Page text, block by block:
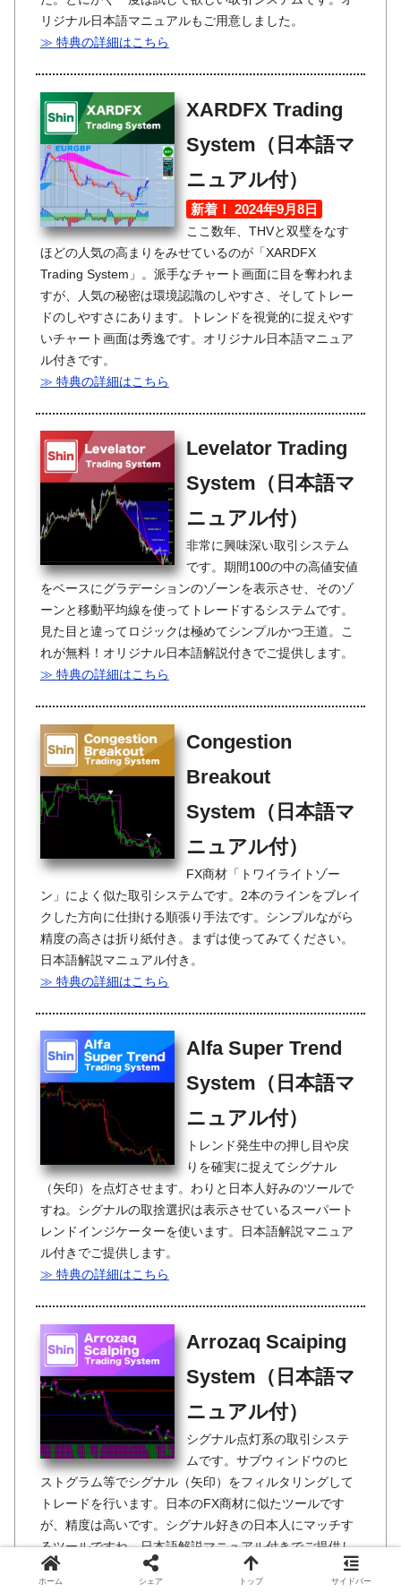
リジナル日本語マニュアルもご用意しました。
≫ 特典の詳細はこちら
XARDFX Trading
System（日本語マ
ニュアル付）
新着！ 2024年9月8日
ここ数年、THVと双璧をなす
ほどの人気の高まりをみせているのが「XARDFX
Trading System」。派手なチャート画面に目を奪われま
すが、人気の秘密は環境認識のしやすさ、そしてトレー
ドのしやすさにあります。トレンドを視覚的に捉えやす
いチャート画面は秀逸です。オリジナル日本語マニュア
ル付きです。
≫ 特典の詳細はこちら
Levelator Trading
System（日本語マ
ニュアル付）
非常に興味深い取引システム
です。期間100の中の高値安値
をベースにグラデーションのゾーンを表示させ、そのゾ
ーンと移動平均線を使ってトレードするシステムです。
見た目と違ってロジックは極めてシンプルかつ王道。こ
れが無料！オリジナル日本語解説付きでご提供します。
≫ 特典の詳細はこちら
Congestion
Breakout
System（日本語マ
ニュアル付）
FX商材「トワイライトゾー
ン」によく似た取引システムです。2本のラインをブレイ
クした方向に仕掛ける順張り手法です。シンプルながら
精度の高さは折り紙付き。まずは使ってみてください。
日本語解説マニュアル付き。
≫ 特典の詳細はこちら
Alfa Super Trend
System（日本語マ
ニュアル付）
トレンド発生中の押し目や戻
りを確実に捉えてシグナル
（矢印）を点灯させます。わりと日本人好みのツールで
すね。シグナルの取捨選択は表示させているスーパート
レンドインジケーターを使います。日本語解説マニュア
ル付きでご提供します。
≫ 特典の詳細はこちら
Arrozaq Scaiping
System（日本語マ
ニュアル付）
シグナル点灯系の取引システ
ムです。サブウィンドウのヒ
ストグラム等でシグナル（矢印）をフィルタリングして
トレードを行います。日本のFX商材に似たツールです
が、精度は高いです。シグナル好きの日本人にマッチす
るツールですね。日本語解説マニュアル付きでご提供し
ます。
ホーム シェア トップ サイドバー